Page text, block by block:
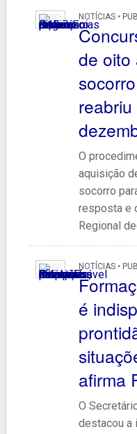
NOTÍCIAS •
de oito
O
aquisição
socorro
resposta e
Regional
NOTÍCIAS •
é
afirma
O
destacou a